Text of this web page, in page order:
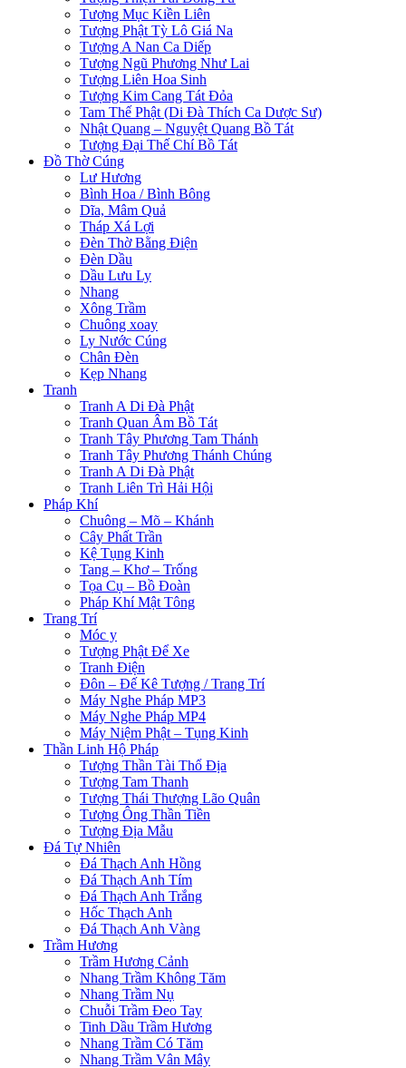
Tượng Mục Kiền Liên
Tượng Phật Tỳ Lô Giá Na
Tượng A Nan Ca Diếp
Tượng Ngũ Phương Như Lai
Tượng Liên Hoa Sinh
Tượng Kim Cang Tát Đỏa
Tam Thế Phật (Di Đà Thích Ca Dược Sư)
Nhật Quang – Nguyệt Quang Bồ Tát
Tượng Đại Thế Chí Bồ Tát
Đồ Thờ Cúng
Lư Hương
Bình Hoa / Bình Bông
Dĩa, Mâm Quả
Tháp Xá Lợi
Đèn Thờ Bằng Điện
Đèn Dầu
Dầu Lưu Ly
Nhang
Xông Trầm
Chuông xoay
Ly Nước Cúng
Chân Đèn
Kẹp Nhang
Tranh
Tranh A Di Đà Phật
Tranh Quan Âm Bồ Tát
Tranh Tây Phương Tam Thánh
Tranh Tây Phương Thánh Chúng
Tranh A Di Đà Phật
Tranh Liên Trì Hải Hội
Pháp Khí
Chuông – Mõ – Khánh
Cây Phất Trần
Kệ Tụng Kinh
Tang – Khơ – Trống
Tọa Cụ – Bồ Đoàn
Pháp Khí Mật Tông
Trang Trí
Móc y
Tượng Phật Để Xe
Tranh Điện
Đôn – Đế Kê Tượng / Trang Trí
Máy Nghe Pháp MP3
Máy Nghe Pháp MP4
Máy Niệm Phật – Tụng Kinh
Thần Linh Hộ Pháp
Tượng Thần Tài Thổ Địa
Tượng Tam Thanh
Tượng Thái Thượng Lão Quân
Tượng Ông Thần Tiền
Tượng Địa Mẫu
Đá Tự Nhiên
Đá Thạch Anh Hồng
Đá Thạch Anh Tím
Đá Thạch Anh Trắng
Hốc Thạch Anh
Đá Thạch Anh Vàng
Trầm Hương
Trầm Hương Cảnh
Nhang Trầm Không Tăm
Nhang Trầm Nụ
Chuỗi Trầm Đeo Tay
Tinh Dầu Trầm Hương
Nhang Trầm Có Tăm
Nhang Trầm Vân Mây